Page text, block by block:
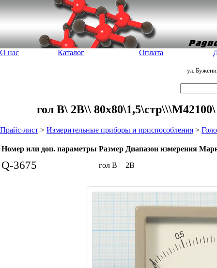
О нас Каталог Оплата
ул.
гол В\ 2В\\
Прайс-лист > Измерительные приборы и приспособления >
Номер или доп. параметры Размер Диапазон измерения
Q-3675 гол В 2В